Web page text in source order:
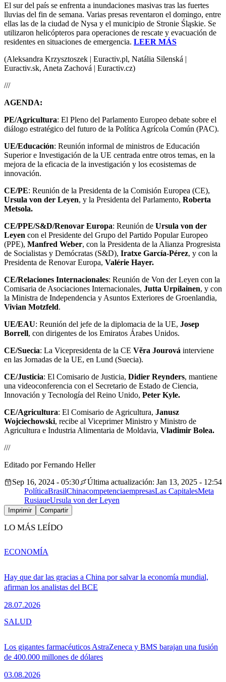
El sur del país se enfrenta a inundaciones masivas tras las fuertes
lluvias del fin de semana. Varias presas reventaron el domingo, entre
ellas las de la ciudad de Nysa y el municipio de Stronie Śląskie. Se
utilizaron helicópteros para operaciones de rescate y evacuación de
residentes en situaciones de emergencia. LEER MÁS
(Aleksandra Krzysztoszek | Euractiv.pl, Natália Silenská |
Euractiv.sk, Aneta Zachová | Euractiv.cz)
///
AGENDA:
PE/Agricultura: El Pleno del Parlamento Europeo debate sobre el
diálogo estratégico del futuro de la Política Agrícola Común (PAC).
UE/Educación: Reunión informal de ministros de Educación
Superior e Investigación de la UE centrada entre otros temas, en la
mejora de la eficacia de la investigación y los ecosistemas de
innovación.
CE/PE: Reunión de la Presidenta de la Comisión Europea (CE),
Ursula von der Leyen, y la Presidenta del Parlamento, Roberta
Metsola.
CE/PPE/S&D/Renovar Europa: Reunión de Ursula von der
Leyen con el Presidente del Grupo del Partido Popular Europeo
(PPE), Manfred Weber, con la Presidenta de la Alianza Progresista
de Socialistas y Demócratas (S&D), Iratxe García-Pérez, y con la
Presidenta de Renovar Europa, Valérie Hayer.
CE/Relaciones Internacionales: Reunión de Von der Leyen con la
Comisaria de Asociaciones Internacionales, Jutta Urpilainen, y con
la Ministra de Independencia y Asuntos Exteriores de Groenlandia,
Vivian Motzfeld.
UE/EAU: Reunión del jefe de la diplomacia de la UE, Josep
Borrell, con dirigentes de los Emiratos Árabes Unidos.
CE/Suecia: La Vicepresidenta de la CE Vĕra Jourová interviene
en las Jornadas de la UE, en Lund (Suecia).
CE/Justicia: El Comisario de Justicia, Didier Reynders, mantiene
una videoconferencia con el Secretario de Estado de Ciencia,
Innovación y Tecnología del Reino Unido, Peter Kyle.
CE/Agricultura: El Comisario de Agricultura, Janusz
Wojciechowski, recibe al Viceprimer Ministro y Ministro de
Agricultura e Industria Alimentaria de Moldavia, Vladimir Bolea.
///
Editado por Fernando Heller
Sep 16, 2024 - 05:30
Última actualización: Jan 13, 2025 - 12:54
PolíticaBrasilChinacompetenciaempresasLas CapitalesMeta
RusiaueUrsula von der Leyen
Imprimir Compartir
LO MÁS LEÍDO
Hay que dar las gracias a China por salvar la economía mundial,
afirman los analistas del BCE
28.07.2026
ECONOMÍA
Los gigantes farmacéuticos AstraZeneca y BMS barajan una fusión
de 400.000 millones de dólares
03.08.2026
SALUD